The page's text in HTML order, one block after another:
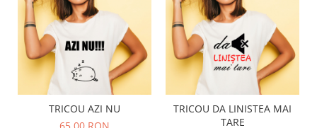
TRICOU AZI NU
65,00 RON
TRICOU DA LINISTEA MAI
TARE